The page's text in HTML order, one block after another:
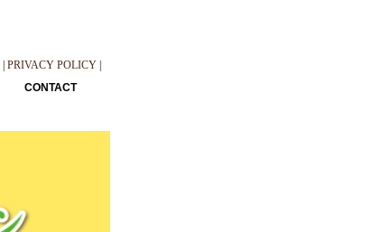
PRIVACY POLICY|
CONTACT